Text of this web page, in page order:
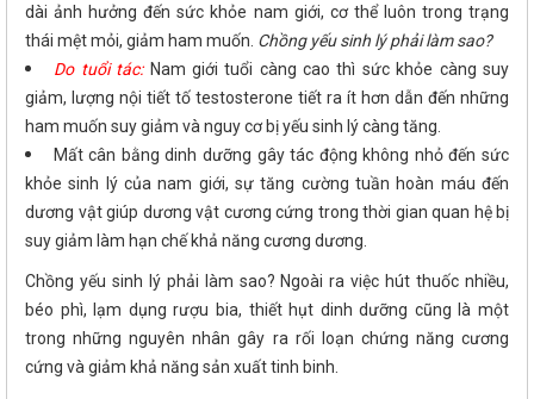
dài ảnh hưởng đến sức khỏe nam giới, cơ thể luôn trong trạng
thái mệt mỏi, giảm ham muốn. Chồng yếu sinh lý phải làm sao?
Do tuổi tác: Nam giới tuổi càng cao thì sức khỏe càng suy
giảm, lượng nội tiết tố testosterone tiết ra ít hơn dẫn đến những
ham muốn suy giảm và nguy cơ bị yếu sinh lý càng tăng.
Mất cân bằng dinh dưỡng gây tác động không nhỏ đến sức
khỏe sinh lý của nam giới, sự tăng cường tuần hoàn máu đến
dương vật giúp dương vật cương cứng trong thời gian quan hệ bị
suy giảm làm hạn chế khả năng cương dương.
Chồng yếu sinh lý phải làm sao? Ngoài ra việc hút thuốc nhiều,
béo phì, lạm dụng rượu bia, thiết hụt dinh dưỡng cũng là một
trong những nguyên nhân gây ra rối loạn chứng năng cương
cứng và giảm khả năng sản xuất tinh binh.